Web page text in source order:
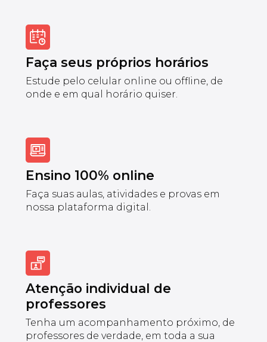
Faça seus próprios horários
Estude pelo celular online ou offline, de
onde e em qual horário quiser.
Ensino 100% online
Faça suas aulas, atividades e provas em
nossa plataforma digital.
Atenção individual de
professores
Tenha um acompanhamento próximo, de
professores de verdade, em toda a sua